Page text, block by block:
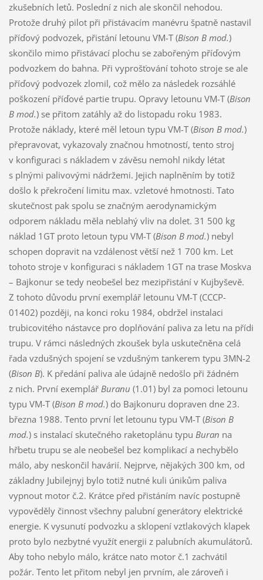
zkušebních letů. Poslední z nich ale skončil nehodou.
Protože druhý pilot při přistávacím manévru špatně nastavil
příďový podvozek, přistání letounu VM-T (Bison B mod.)
skončilo mimo přistávací plochu se zabořeným příďovým
podvozkem do bahna. Při vyprošťování tohoto stroje se ale
příďový podvozek zlomil, což mělo za následek rozsáhlé
poškození příďové partie trupu. Opravy letounu VM-T (Bison
B mod.) se přitom zatáhly až do listopadu roku 1983.
Protože náklady, které měl letoun typu VM-T (Bison B mod.)
přepravovat, vykazovaly značnou hmotností, tento stroj
v konfiguraci s nákladem v závěsu nemohl nikdy létat
s plnými palivovými nádržemi. Jejich naplněním by totiž
došlo k překročení limitu max. vzletové hmotnosti. Tato
skutečnost pak spolu se značným aerodynamickým
odporem nákladu měla neblahý vliv na dolet. 31 500 kg
náklad 1GT proto letoun typu VM-T (Bison B mod.) nebyl
schopen dopravit na vzdálenost větší než 1 700 km. Let
tohoto stroje v konfiguraci s nákladem 1GT na trase Moskva
– Bajkonur se tedy neobešel bez mezipřistání v Kujbyševě.
Z tohoto důvodu první exemplář letounu VM-T (CCCP-
01402) později, na konci roku 1984, obdržel instalaci
trubicovitého nástavce pro doplňování paliva za letu na přídi
trupu. V rámci následných zkoušek byla uskutečněna celá
řada vzdušných spojení se vzdušným tankerem typu 3MN-2
(Bison B). K předání paliva ale údajně nedošlo při žádném
z nich. První exemplář Buranu (1.01) byl za pomoci letounu
typu VM-T (Bison B mod.) do Bajkonuru dopraven dne 23.
března 1988. Tento první let letounu typu VM-T (Bison B
mod.) s instalací skutečného raketoplánu typu Buran na
hřbetu trupu se ale neobešel bez komplikací a nechybělo
málo, aby neskončil havárií. Nejprve, nějakých 300 km, od
základny Jubilejnyj bylo totiž nutné kuli únikům paliva
vypnout motor č.2. Krátce před přistáním navíc postupně
vypověděly činnost všechny palubní generátory elektrické
energie. K vysunutí podvozku a sklopení vztlakových klapek
proto bylo nezbytné využít energii z palubních akumulátorů.
Aby toho nebylo málo, krátce nato motor č.1 zachvátil
požár. Tento let přitom nebyl jen prvním, ale zároveň i